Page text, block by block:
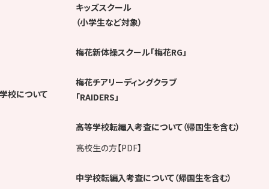
校について
キッズスクール
（小学生など対象）
梅花新体操スクール「梅花RG」
梅花チアリーディングクラブ
「RAIDERS」
高等学校転編入考査について（帰国生を含む）
高校生の方【PDF】
中学校転編入考査について（帰国生を含む）